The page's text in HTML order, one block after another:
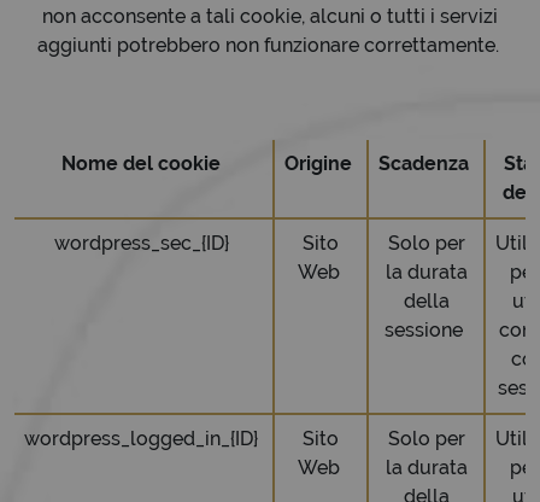
non acconsente a tali cookie, alcuni o tutti i servizi
aggiunti potrebbero non funzionare correttamente.
Nome del cookie Origine Scadenza
wordpress_sec_{ID}
Sito
Web
Solo per
la durata
della
sessione
wordpress_logged_in_{ID}
Sito
Web
Solo per
la durata
della